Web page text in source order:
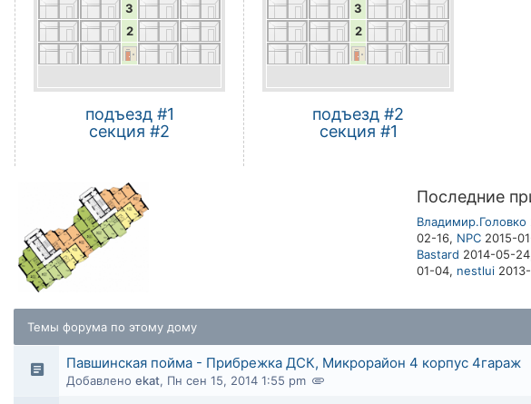
3
2
подъезд #1
секция #2
3
2
подъезд #2
секция #1
Последние
Владимир.Головко
02-16, NPC 2015-
Bastard 2014-05-
01-04, nestlui
Темы форума по этому дому
Павшинская пойма - Прибрежка ДСК, Микрорайон 4 корпус 4гараж
Добавлено ekat, Пн сен 15, 2014 1:55 pm